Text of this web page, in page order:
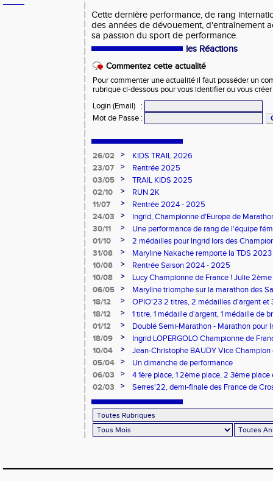
Cette dernière performance, de rang
des années de dévouement, d'entraînement
sa passion du sport de performance.
les Réactions
Commentez cette actualité
Pour commenter une actualité il faut posséder un
rubrique ci-dessous pour vous identifier ou vous
Login (Email)
:
Mot de Passe :
26/02 >
KIDS TRAIL 2026
23/07
>
Rentrée 2025
03/05
>
TRAIL KIDS 2025
02/10
>
RUN 2K
11/07
>
Rentrée 2024 - 2025
24/03
>
Ingrid, Championne d'Europe de
30/11
>
Une performance de rang de l'équipe
de France d'Ekiden 2024
01/10 >
2 médailles pour Ingrid lors des
31/08
>
Maryline Nakache remporte la TDS 2023
10/08
>
Rentrée Saison 2024 - 2025
10/08
>
Lucy Championne de France ! Julie
Vertical
06/05 >
Maryline triomphe sur la marathon des
18/12
>
OPIO'23 2 titres, 2 médailles d'argent et
18/12
>
1 titre, 1 médaille d'argent, 1 médaille de
lors des dptx en salle TC
01/12 >
Doublé Semi-Marathon - Marathon pour
18/09
>
Ingrid LOPERGOLO Championne de
10/04
>
Jean-Christophe BAUDY Vice Champion
05/04
>
Un dimanche de performance
06/03
>
4 1ère place, 1 2ème place, 2 3ème
belle matinée de sport pour le CPG !
02/03 > Serres'22, demi-finale des France de